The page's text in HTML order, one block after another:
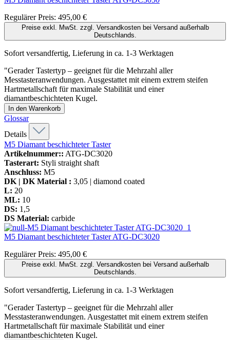
Regulärer Preis: 495,00 €
Preise exkl. MwSt. zzgl. Versandkosten bei Versand außerhalb
Deutschlands.
Sofort versandfertig, Lieferung in ca. 1-3 Werktagen
"Gerader Tastertyp – geeignet für die Mehrzahl aller
Messtasteranwendungen. Ausgestattet mit einem extrem steifen
Hartmetallschaft für maximale Stabilität und einer
diamantbeschichteten Kugel.
In den Warenkorb
Glossar
Details
M5 Diamant beschichteter Taster
Artikelnummer:: ATG-DC3020
Tasterart: Styli straight shaft
Anschluss: M5
DK | DK Material : 3,05 | diamond coated
L: 20
ML: 10
DS: 1,5
DS Material: carbide
M5 Diamant beschichteter TasterATG-DC3020
Regulärer Preis: 495,00 €
Preise exkl. MwSt. zzgl. Versandkosten bei Versand außerhalb
Deutschlands.
Sofort versandfertig, Lieferung in ca. 1-3 Werktagen
"Gerader Tastertyp – geeignet für die Mehrzahl aller
Messtasteranwendungen. Ausgestattet mit einem extrem steifen
Hartmetallschaft für maximale Stabilität und einer
diamantbeschichteten Kugel.